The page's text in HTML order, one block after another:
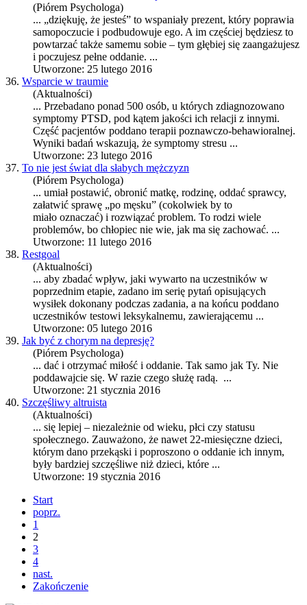
(Piórem Psychologa)
... „dziękuję, że jesteś” to wspaniały prezent, który poprawia
samopoczucie i podbudowuje ego. A im częściej będziesz to
powtarzać także samemu sobie – tym głębiej się zaangażujesz
i poczujesz pełne oddanie. ...
Utworzone: 25 lutego 2016
36. Wsparcie w traumie
(Aktualności)
... Przebadano ponad 500 osób, u których zdiagnozowano
symptomy PTSD, pod kątem jakości ich relacji z innymi.
Część pacjentów poddano terapii poznawczo-behawioralnej.
Wyniki badań wskazują, że symptomy stresu ...
Utworzone: 23 lutego 2016
37. To nie jest świat dla słabych mężczyzn
(Piórem Psychologa)
... umiał postawić, obronić matkę, rodzinę, oddać sprawcy,
załatwić sprawę „po męsku” (cokolwiek by to
miało oznaczać) i rozwiązać problem. To rodzi wiele
problemów, bo chłopiec nie wie, jak ma się zachować. ...
Utworzone: 11 lutego 2016
38. Restgoal
(Aktualności)
... aby zbadać wpływ, jaki wywarto na uczestników w
poprzednim etapie, zadano im serię pytań opisujących
wysiłek dokonany podczas zadania, a na końcu poddano
uczestników testowi leksykalnemu, zawierającemu ...
Utworzone: 05 lutego 2016
39. Jak być z chorym na depresję?
(Piórem Psychologa)
... dać i otrzymać miłość i oddanie. Tak samo jak Ty. Nie
poddawajcie się. W razie czego służę radą. ...
Utworzone: 21 stycznia 2016
40. Szczęśliwy altruista
(Aktualności)
... się lepiej – niezależnie od wieku, płci czy statusu
społecznego. Zauważono, że nawet 22-miesięczne dzieci,
którym dano przekąski i poproszono o oddanie ich innym,
były bardziej szczęśliwe niż dzieci, które ...
Utworzone: 19 stycznia 2016
Start
poprz.
1
2
3
4
nast.
Zakończenie